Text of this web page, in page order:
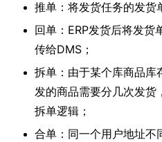
推单：将发货任务的发货
回单：ERP发货后将发货
传给DMS；
拆单：由于某个库商品库
发的商品需要分几次发货
拆单逻辑；
合单：同一个用户地址不